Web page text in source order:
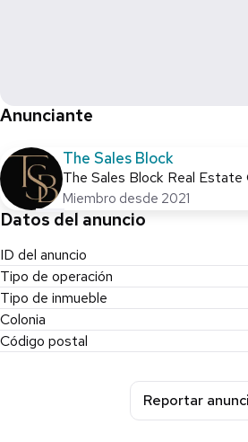
Anunciante
The Sales Block
The Sales Block Real Estate
Miembro desde 2021
Datos del anuncio
ID del anuncio
Tipo de operación
Tipo de inmueble
Colonia
Código postal
Reportar